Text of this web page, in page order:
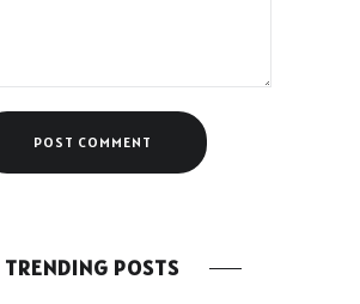
TRENDING POSTS